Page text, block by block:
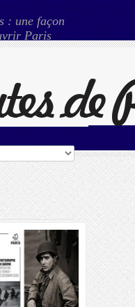
: une façon
Paris